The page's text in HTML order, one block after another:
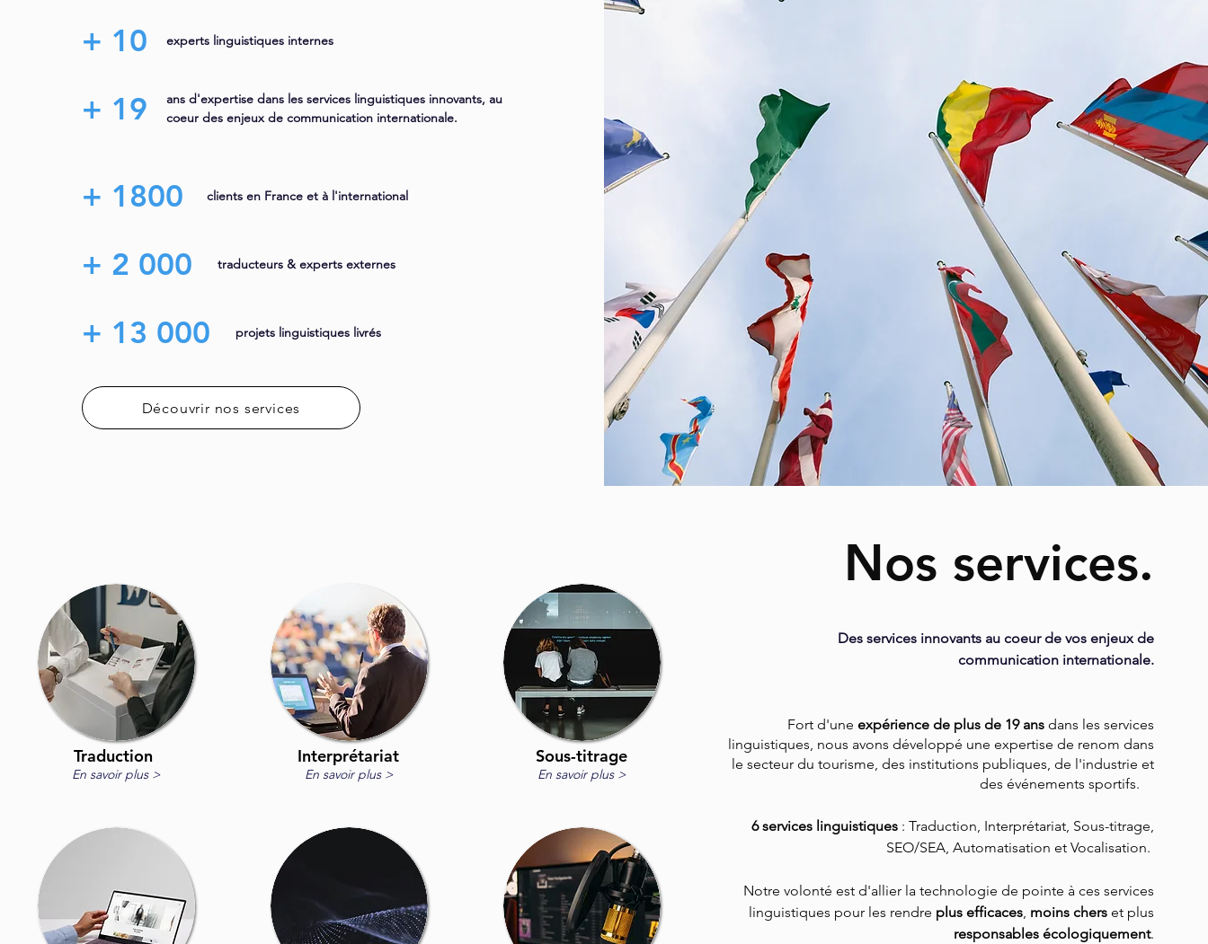
+ 10 experts linguistiques internes
+ 19 ans d'expertise dans les services linguistiques innovants, au
coeur des enjeux de communication internationale.
+ 1800 clients en France et à l'international
+ 2 000 traducteurs & experts externes
+ 13 000 projets linguistiques livrés
Découvrir nos services
Traduction
En savoir plus >
Interprétariat
En savoir plus >
Sous-titrage
En savoir plus >
Nos services.
Des services innovants au coeur de vos enjeux de
communication internationale.
Fort d'une expérience de plus de 19 ans dans les services
linguistiques, nous avons développé une expertise de renom dans
le secteur du tourisme, des institutions publiques, de l'industrie et
des événements sportifs.
6 services linguistiques : Traduction, Interprétariat, Sous-titrage,
SEO/SEA, Automatisation et Vocalisation.
Notre volonté est d'allier la technologie de pointe à ces services
linguistiques pour les rendre plus efficaces, moins chers et plus
responsables écologiquement.